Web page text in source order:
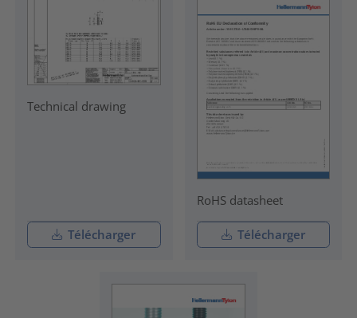
Technical drawing
Télécharger
RoHS datasheet
Télécharger